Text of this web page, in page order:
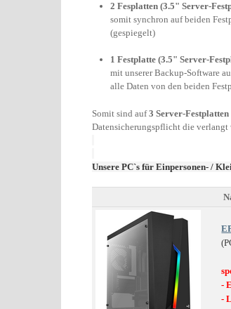
2 Fesplatten (3.5" Server-
somit synchron auf beiden
(gespiegelt)
1 Festplatte (3.5" Server-
mit unserer Backup-Software
alle Daten von den beiden
Somit sind auf3 Server-Festplatten
Datensicherungspflicht die verlangt
Unsere PC`s für Einpersonen- /
-
-